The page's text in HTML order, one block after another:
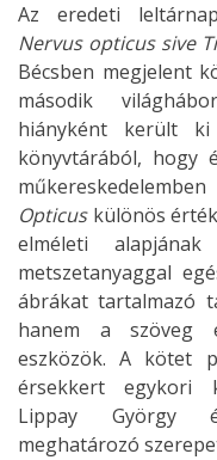
Az eredeti
Nervus opticus sive
Bécsben megjelent
második
hiányként került
könyvtárából, hogy
Opticuskülönös
elméleti
metszetanyaggal
ábrákat tartalmazó
hanem a szöveg
eszközök. A kötet
érsekkert egykori
Lippay György
meghatározó